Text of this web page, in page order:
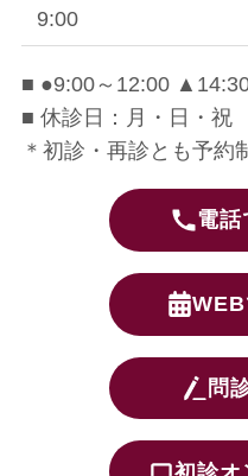
9:00
■ ●9:00～12:00
■ 休診日：月・日・祝
＊初診・再診とも予約
電話
問